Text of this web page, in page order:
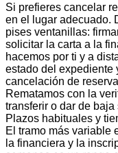
Si prefieres cancelar
en el lugar adecuado.
pises ventanillas:
solicitar la carta a la
hacemos por ti y a
estado del expediente
cancelación de
Rematamos con la
transferir o dar de baja
Plazos habituales y
El tramo más variable
la financiera y la